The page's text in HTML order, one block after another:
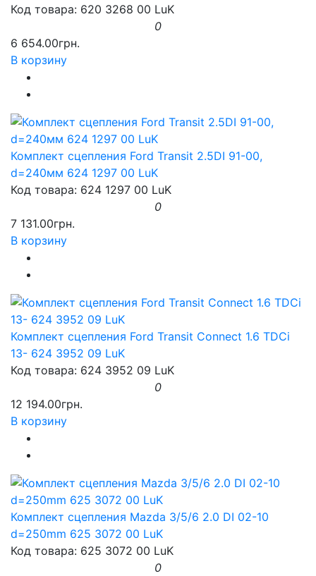
Код товара: 620 3268 00 LuK
0
6 654.00грн.
В корзину
Комплект сцепления Ford Transit 2.5DI 91-00,
d=240мм 624 1297 00 LuK
Код товара: 624 1297 00 LuK
0
7 131.00грн.
В корзину
Комплект сцепления Ford Transit Connect 1.6 TDCi
13- 624 3952 09 LuK
Код товара: 624 3952 09 LuK
0
12 194.00грн.
В корзину
Комплект сцепления Mazda 3/5/6 2.0 DI 02-10
d=250mm 625 3072 00 LuK
Код товара: 625 3072 00 LuK
0